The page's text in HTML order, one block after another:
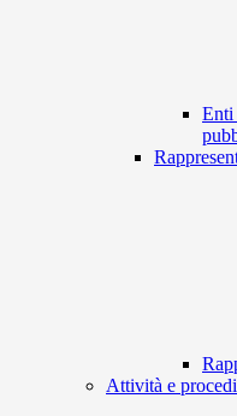
Enti
Attività e